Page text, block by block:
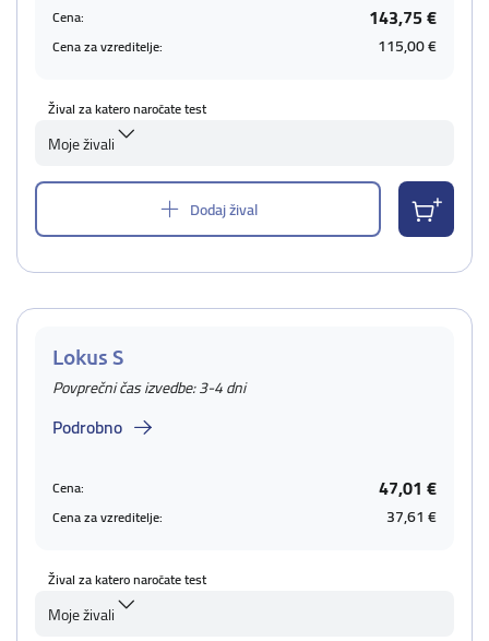
Cena: 143,75 €
Cena za vzreditelje: 115,00 €
Žival za katero naročate test
Moje živali
Dodaj žival
Lokus S
Povprečni čas izvedbe: 3-4 dni
Podrobno
Cena: 47,01 €
Cena za vzreditelje: 37,61 €
Žival za katero naročate test
Moje živali